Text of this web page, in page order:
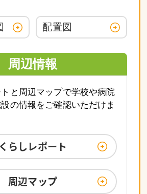
配置図
周辺情報
と周辺マップで学校や病院
の情報をご確認いただけま
くらしレポート
周辺マップ